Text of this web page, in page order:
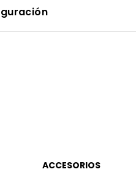
Este modelo se presenta en
índigo con costuras en
y bisel con la insignia del
ACCESORIOS